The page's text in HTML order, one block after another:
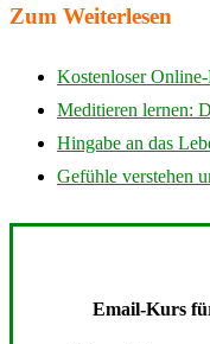
Zum Weiterlesen
Kostenloser
Meditieren lernen:
Hingabe an das
Gefühle verstehen
Email-Kurs